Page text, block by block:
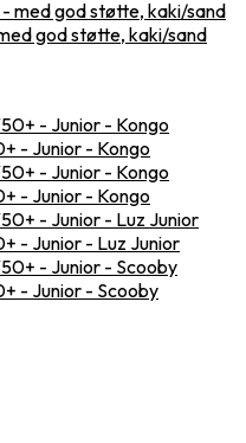
god støtte, kaki/sand
- Junior - Kongo
- Junior - Kongo
- Junior - Luz Junior
- Junior - Scooby